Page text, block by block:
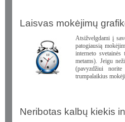
Laisvas mokėjimų
Atsižvelgdami į
patogiausią
interneto
metams). Jeigu
(pavyzdžiui
trumpalaikius
Neribotas kalbų kiekis